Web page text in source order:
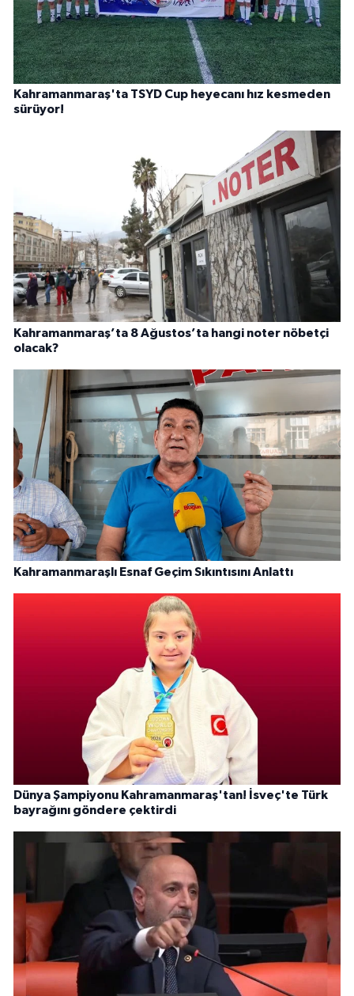
Kahramanmaraş'ta TSYD Cup heyecanı hız kesmeden
sürüyor!
Kahramanmaraş’ta 8 Ağustos’ta hangi noter nöbetçi
olacak?
Kahramanmaraşlı Esnaf Geçim Sıkıntısını Anlattı
Dünya Şampiyonu Kahramanmaraş'tan! İsveç'te Türk
bayrağını göndere çektirdi